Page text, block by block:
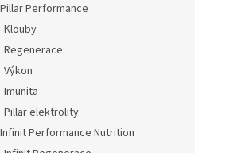
Pillar Performance
Klouby
Regenerace
Výkon
Imunita
Pillar elektrolity
Infinit Performance Nutrition